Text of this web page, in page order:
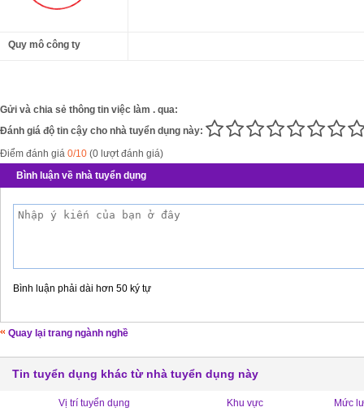
Quy mô công ty
Gửi và chia sẻ thông tin việc làm . qua:
Đánh giá độ tin cậy cho nhà tuyển dụng này:
Điểm đánh giá 0/10 (0 lượt đánh giá)
Bình luận về nhà tuyển dụng
Bình luận phải dài hơn 50 ký tự
Quay lại trang ngành nghề
Tin tuyển dụng khác từ nhà tuyển dụng này
Vị trí tuyển dụng Khu vực Mức